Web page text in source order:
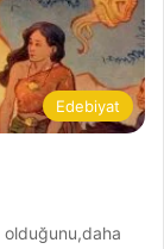
Edebiyat